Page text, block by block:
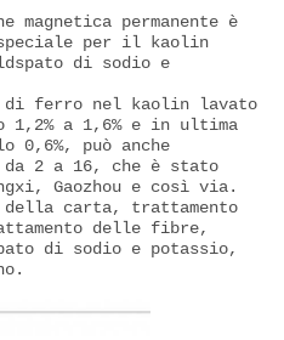
magnetica permanente è
per il kaolin
di sodio e
di ferro nel kaolin lavato
a 1,6% e in ultima
0,6%, può anche
2 a 16, che è stato
Gaozhou e così via.
della carta, trattamento
delle fibre,
di sodio e potassio,